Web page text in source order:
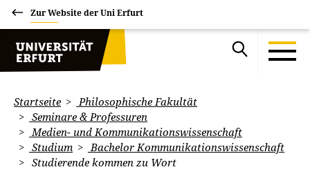
Zur Website der Uni Erfurt
Startseite
Philosophische Fakultät
Seminare & Professuren
Medien- und Kommunikationswissenschaft
Studium
Bachelor Kommunikationswissenschaft
Studierende kommen zu Wort